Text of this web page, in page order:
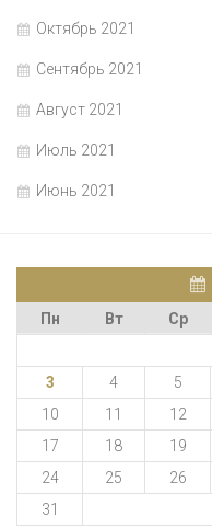
Октябрь 2021
Сентябрь 2021
Август 2021
Июль 2021
Июнь 2021
Пн
Вт Ср
3
4 5
10
11 12
17
18 19
24
25 26
31